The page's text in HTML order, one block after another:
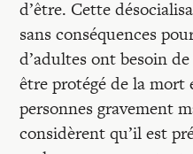
Entretiens
Revues
d’être. Cette
sans conséquences
d’adultes ont besoin
être protégé de la mort
personnes gravement
considèrent qu’il est